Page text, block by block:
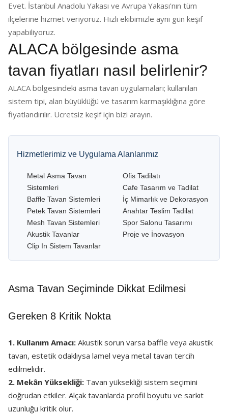
Evet. İstanbul Anadolu Yakası ve Avrupa Yakası'nın tüm
ilçelerine hizmet veriyoruz. Hızlı ekibimizle aynı gün keşif
yapabiliyoruz.
ALACA bölgesinde asma
tavan fiyatları nasıl belirlenir?
ALACA bölgesindeki asma tavan uygulamaları; kullanılan
sistem tipi, alan büyüklüğü ve tasarım karmaşıklığına göre
fiyatlandırılır. Ücretsiz keşif için bizi arayın.
Hizmetlerimiz ve Uygulama Alanlarımız
Metal Asma Tavan
Sistemleri
Baffle Tavan Sistemleri
Petek Tavan Sistemleri
Mesh Tavan Sistemleri
Akustik Tavanlar
Clip In Sistem Tavanlar
Ofis Tadilatı
Cafe Tasarım ve Tadilat
İç Mimarlık ve Dekorasyon
Anahtar Teslim Tadilat
Spor Salonu Tasarımı
Proje ve İnovasyon
Asma Tavan Seçiminde Dikkat Edilmesi
Gereken 8 Kritik Nokta
1. Kullanım Amacı: Akustik sorun varsa baffle veya akustik
tavan, estetik odaklıysa lamel veya metal tavan tercih
edilmelidir.
2. Mekân Yüksekliği: Tavan yüksekliği sistem seçimini
doğrudan etkiler. Alçak tavanlarda profil boyutu ve sarkıt
uzunluğu kritik olur.